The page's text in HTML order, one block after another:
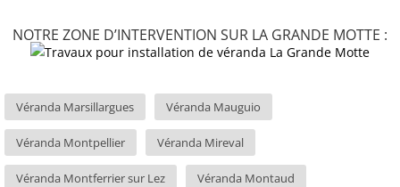
NOTRE ZONE D’INTERVENTION SUR LA GRANDE MOTTE :
Véranda Marsillargues Véranda Mauguio
Véranda Montpellier Véranda Mireval
Véranda Montferrier sur Lez Véranda Montaud